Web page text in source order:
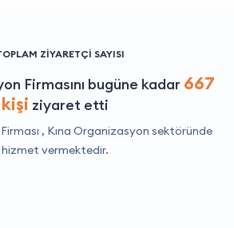
ZİYARETÇİ SAYISI
Firmasını bugüne kadar 667
kişi ziyaret etti
, Kına Organizasyon sektöründe
hizmet vermektedir.